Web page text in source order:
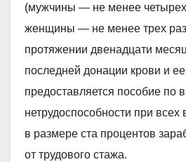
(мужчины — не менее четырех
женщины — не менее трех раз
протяжении двенадцати
последней донации крови и
предоставляется пособие по
нетрудоспособности при всех
в размере ста процентов
от трудового стажа.